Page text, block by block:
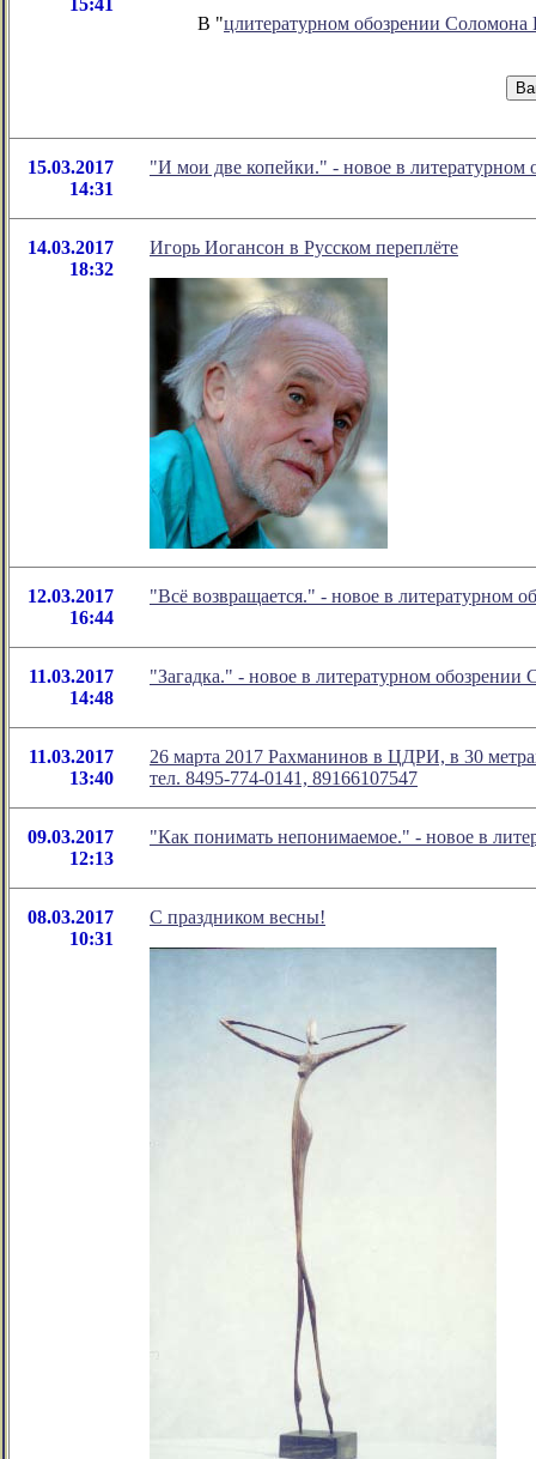
15:41
В "цлитературном обозрении
15.03.2017
14:31
"И мои две копейки." - новое в
14.03.2017
18:32
Игорь Иогансон в Русском переплёте
12.03.2017
16:44
"Всё возвращается." - новое в литературном
11.03.2017
14:48
"Загадка." - новое в литературном
11.03.2017
13:40
26 марта 2017 Рахманинов в ЦДРИ, в 30
тел. 8495-774-0141, 89166107547
09.03.2017
12:13
"Как понимать непонимаемое." - новое в
08.03.2017
10:31
С праздником весны!